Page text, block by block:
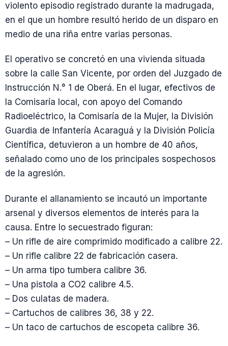
violento episodio registrado durante la madrugada,
en el que un hombre resultó herido de un disparo en
medio de una riña entre varias personas.
El operativo se concretó en una vivienda situada
sobre la calle San Vicente, por orden del Juzgado de
Instrucción N.° 1 de Oberá. En el lugar, efectivos de
la Comisaría local, con apoyo del Comando
Radioeléctrico, la Comisaría de la Mujer, la División
Guardia de Infantería Acaraguá y la División Policía
Científica, detuvieron a un hombre de 40 años,
señalado como uno de los principales sospechosos
de la agresión.
Durante el allanamiento se incautó un importante
arsenal y diversos elementos de interés para la
causa. Entre lo secuestrado figuran:
– Un rifle de aire comprimido modificado a calibre 22.
– Un rifle calibre 22 de fabricación casera.
– Un arma tipo tumbera calibre 36.
– Una pistola a CO2 calibre 4.5.
– Dos culatas de madera.
– Cartuchos de calibres 36, 38 y 22.
– Un taco de cartuchos de escopeta calibre 36.